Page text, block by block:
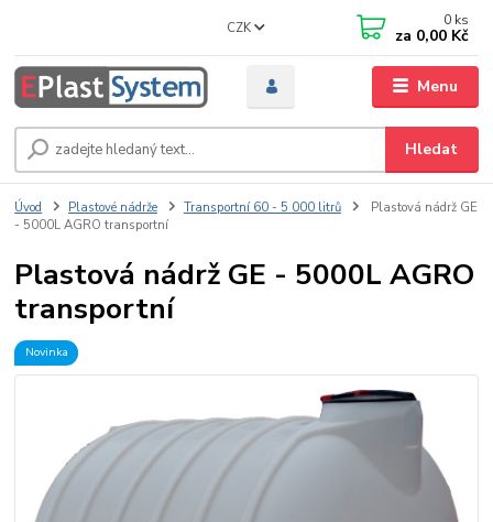
Menu
CZK
Hledat
0 ks
za 0,00 Kč
Úvod Plastové nádrže Transportní 60 - 5 000 litrů
Plastová nádrž GE
- 5000L AGRO transportní
Plastová nádrž GE - 5000L AGRO
transportní
Novinka